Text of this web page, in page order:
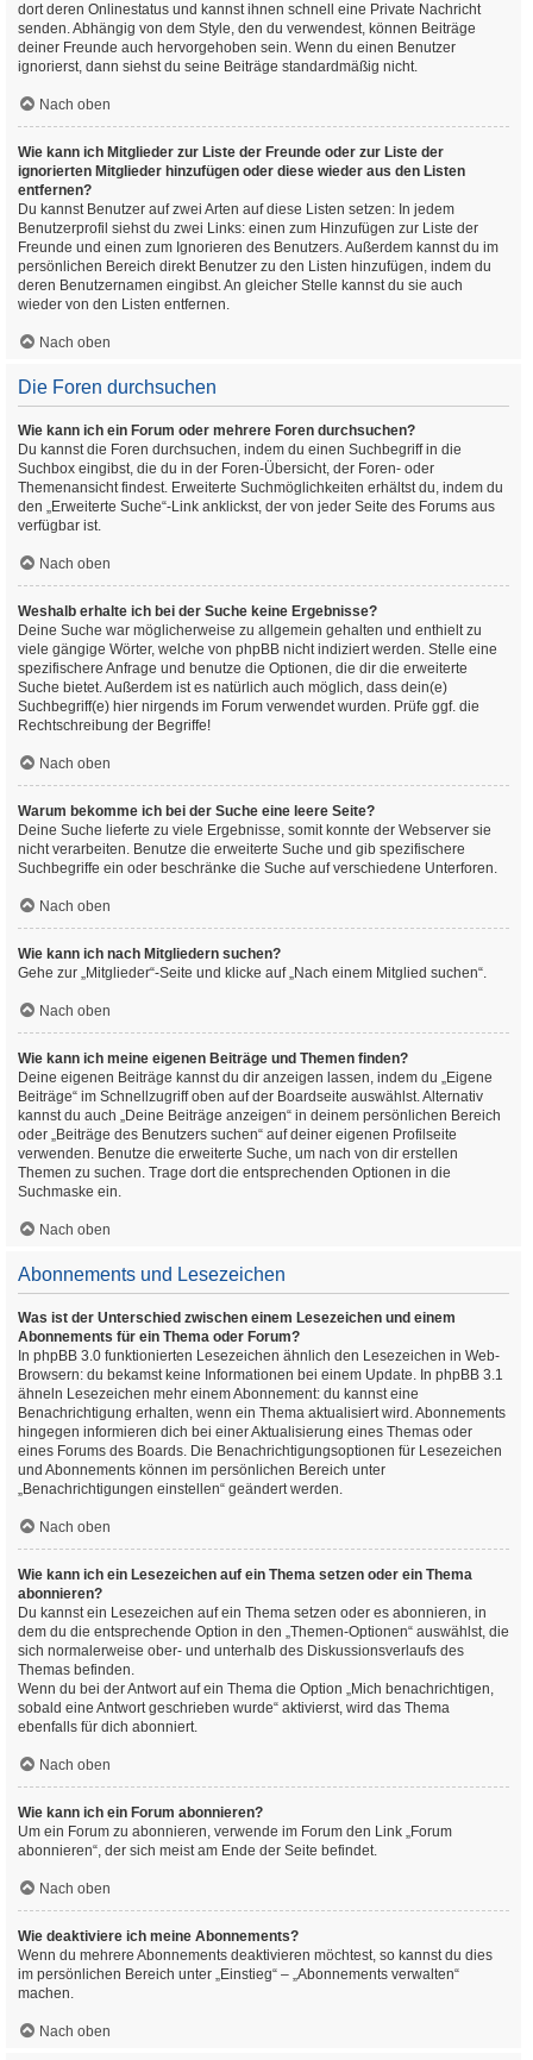
dort deren Onlinestatus und kannst ihnen schnell eine Private Nachricht
senden. Abhängig von dem Style, den du verwendest, können Beiträge
deiner Freunde auch hervorgehoben sein. Wenn du einen Benutzer
ignorierst, dann siehst du seine Beiträge standardmäßig nicht.
Nach oben
Wie kann ich Mitglieder zur Liste der Freunde oder zur Liste der
ignorierten Mitglieder hinzufügen oder diese wieder aus den Listen
entfernen?
Du kannst Benutzer auf zwei Arten auf diese Listen setzen: In jedem
Benutzerprofil siehst du zwei Links: einen zum Hinzufügen zur Liste der
Freunde und einen zum Ignorieren des Benutzers. Außerdem kannst du im
persönlichen Bereich direkt Benutzer zu den Listen hinzufügen, indem du
deren Benutzernamen eingibst. An gleicher Stelle kannst du sie auch
wieder von den Listen entfernen.
Nach oben
Die Foren durchsuchen
Wie kann ich ein Forum oder mehrere Foren durchsuchen?
Du kannst die Foren durchsuchen, indem du einen Suchbegriff in die
Suchbox eingibst, die du in der Foren-Übersicht, der Foren- oder
Themenansicht findest. Erweiterte Suchmöglichkeiten erhältst du, indem du
den „Erweiterte Suche“-Link anklickst, der von jeder Seite des Forums aus
verfügbar ist.
Nach oben
Weshalb erhalte ich bei der Suche keine Ergebnisse?
Deine Suche war möglicherweise zu allgemein gehalten und enthielt zu
viele gängige Wörter, welche von phpBB nicht indiziert werden. Stelle eine
spezifischere Anfrage und benutze die Optionen, die dir die erweiterte
Suche bietet. Außerdem ist es natürlich auch möglich, dass dein(e)
Suchbegriff(e) hier nirgends im Forum verwendet wurden. Prüfe ggf. die
Rechtschreibung der Begriffe!
Nach oben
Warum bekomme ich bei der Suche eine leere Seite?
Deine Suche lieferte zu viele Ergebnisse, somit konnte der Webserver sie
nicht verarbeiten. Benutze die erweiterte Suche und gib spezifischere
Suchbegriffe ein oder beschränke die Suche auf verschiedene Unterforen.
Nach oben
Wie kann ich nach Mitgliedern suchen?
Gehe zur „Mitglieder“-Seite und klicke auf „Nach einem Mitglied suchen“.
Nach oben
Wie kann ich meine eigenen Beiträge und Themen finden?
Deine eigenen Beiträge kannst du dir anzeigen lassen, indem du „Eigene
Beiträge“ im Schnellzugriff oben auf der Boardseite auswählst. Alternativ
kannst du auch „Deine Beiträge anzeigen“ in deinem persönlichen Bereich
oder „Beiträge des Benutzers suchen“ auf deiner eigenen Profilseite
verwenden. Benutze die erweiterte Suche, um nach von dir erstellen
Themen zu suchen. Trage dort die entsprechenden Optionen in die
Suchmaske ein.
Nach oben
Abonnements und Lesezeichen
Was ist der Unterschied zwischen einem Lesezeichen und einem
Abonnements für ein Thema oder Forum?
In phpBB 3.0 funktionierten Lesezeichen ähnlich den Lesezeichen in Web-
Browsern: du bekamst keine Informationen bei einem Update. In phpBB 3.1
ähneln Lesezeichen mehr einem Abonnement: du kannst eine
Benachrichtigung erhalten, wenn ein Thema aktualisiert wird. Abonnements
hingegen informieren dich bei einer Aktualisierung eines Themas oder
eines Forums des Boards. Die Benachrichtigungsoptionen für Lesezeichen
und Abonnements können im persönlichen Bereich unter
„Benachrichtigungen einstellen“ geändert werden.
Nach oben
Wie kann ich ein Lesezeichen auf ein Thema setzen oder ein Thema
abonnieren?
Du kannst ein Lesezeichen auf ein Thema setzen oder es abonnieren, in
dem du die entsprechende Option in den „Themen-Optionen“ auswählst, die
sich normalerweise ober- und unterhalb des Diskussionsverlaufs des
Themas befinden.
Wenn du bei der Antwort auf ein Thema die Option „Mich benachrichtigen,
sobald eine Antwort geschrieben wurde“ aktivierst, wird das Thema
ebenfalls für dich abonniert.
Nach oben
Wie kann ich ein Forum abonnieren?
Um ein Forum zu abonnieren, verwende im Forum den Link „Forum
abonnieren“, der sich meist am Ende der Seite befindet.
Nach oben
Wie deaktiviere ich meine Abonnements?
Wenn du mehrere Abonnements deaktivieren möchtest, so kannst du dies
im persönlichen Bereich unter „Einstieg“ – „Abonnements verwalten“
machen.
Nach oben